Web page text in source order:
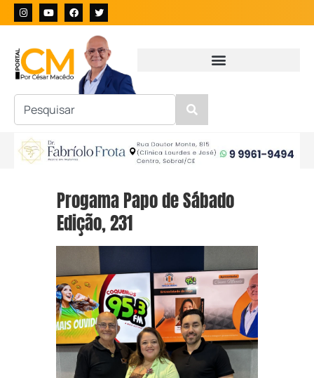
Progama Papo de Sábado
Edição, 231